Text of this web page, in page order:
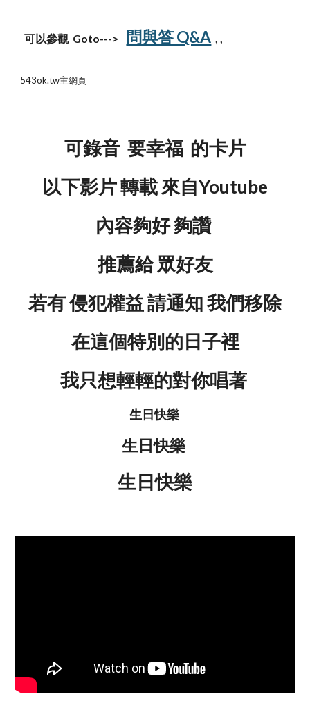
可以參觀 Goto---> 問與答 Q&A , ,
543ok.tw主網頁
可錄音 要幸福 的卡片
以下影片 轉載 來自Youtube
內容夠好 夠讚
推薦給 眾好友
若有 侵犯權益 請通知 我們移除
在這個特別的日子裡
我只想輕輕的對你唱著
生日快樂
生日快樂
生日快樂